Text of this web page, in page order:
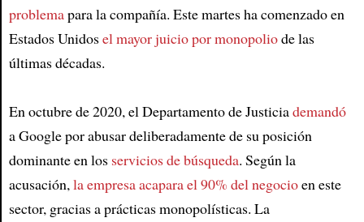
problemapara la compañía. Este martes ha comenzado en
Estados Unidosel mayor juicio por monopoliode las
últimas décadas.
En octubre de 2020, el Departamento de Justiciademandó
a Google por abusar deliberadamente de su posición
dominante en los servicios de búsqueda. Según la
acusación,la empresa acapara el 90% del negocioen este
sector, gracias a prácticas monopolísticas. La